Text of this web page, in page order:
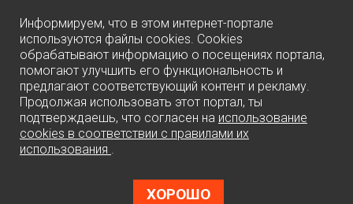
Информируем, что в этом интернет-портале
используются файлы cookies. Cookies
обрабатывают информацию о посещениях портала,
помогают улучшить его функциональность и
предлагают соответствующий контент и рекламу.
Продолжая использовать этот портал, ты
подтверждаешь, что согласен на использование
cookies в соответствии с правилами их
использования .
ХОРОШО